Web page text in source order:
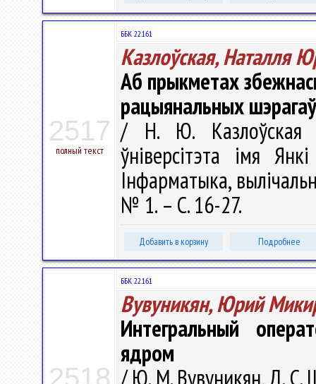
2517
полный текст
ББК 22.161
Казлоўская, Наталля
Аб прыкметах
рацыянальных
/ Н. Ю. Казлоўская //
ўніверсітэта імя
Інфарматыка,
№ 1. – С. 16-27.
Добавить в корзину Подробнее
2518
ББК 22.161
Вувуникян, Юрий
Интегральный
ядром
/ Ю. М. Вувуникян, Д. С.